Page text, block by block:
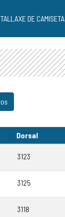
TALLAXE DE
Dorsal
3123
3125
3118